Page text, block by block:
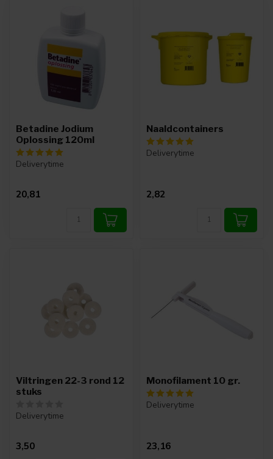
Betadine Jodium
Oplossing 120ml
Deliverytime
20,81
Naaldcontainers
Deliverytime
2,82
Viltringen 22-3 rond 12
stuks
Deliverytime
3,50
Monofilament 10 gr.
Deliverytime
23,16